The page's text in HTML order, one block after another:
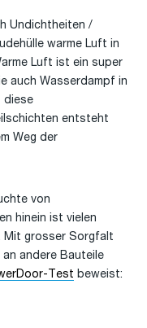
Undichtheiten /
warme Luft in
Luft ist ein super
auch Wasserdampf in
diese
entsteht
Weg der
von
hinein ist vielen
Mit grosser Sorgfalt
andere Bauteile
Test beweist: